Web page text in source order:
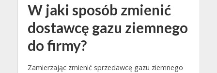
W jaki sposób zmienić
dostawcę gazu ziemnego
do firmy?
Zamierzając zmienić sprzedawcę gazu ziemnego